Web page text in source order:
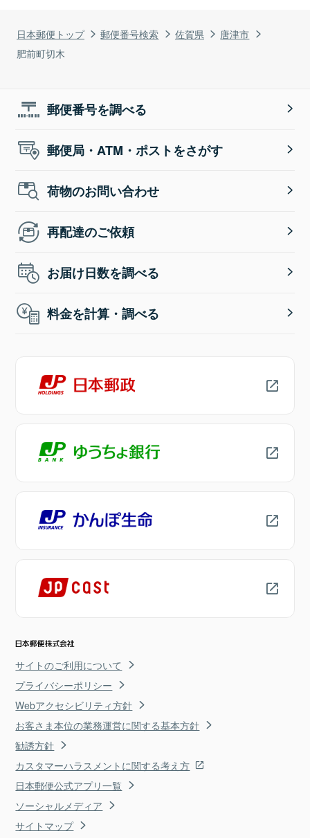
日本郵便トップ 郵便番号検索 佐賀県
唐津市
肥前町切木
郵便番号を調べる
郵便局・ATM・ポストをさがす
荷物のお問い合わせ
再配達のご依頼
お届け日数を調べる
料金を計算・調べる
サイトのご利用について
プライバシーポリシー
Webアクセシビリティ方針
お客さま本位の業務運営に関する基本方針
勧誘方針
カスタマーハラスメントに関する考え方
日本郵便公式アプリ一覧
ソーシャルメディア
サイトマップ